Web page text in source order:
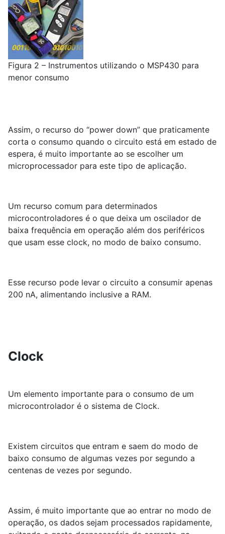
Figura 2 – Instrumentos utilizando o MSP430 para
menor consumo
Assim, o recurso do “power down” que praticamente
corta o consumo quando o circuito está em estado de
espera, é muito importante ao se escolher um
microprocessador para este tipo de aplicação.
Um recurso comum para determinados
microcontroladores é o que deixa um oscilador de
baixa frequência em operação além dos periféricos
que usam esse clock, no modo de baixo consumo.
Esse recurso pode levar o circuito a consumir apenas
200 nA, alimentando inclusive a RAM.
Clock
Um elemento importante para o consumo de um
microcontrolador é o sistema de Clock.
Existem circuitos que entram e saem do modo de
baixo consumo de algumas vezes por segundo a
centenas de vezes por segundo.
Assim, é muito importante que ao entrar no modo de
operação, os dados sejam processados rapidamente,